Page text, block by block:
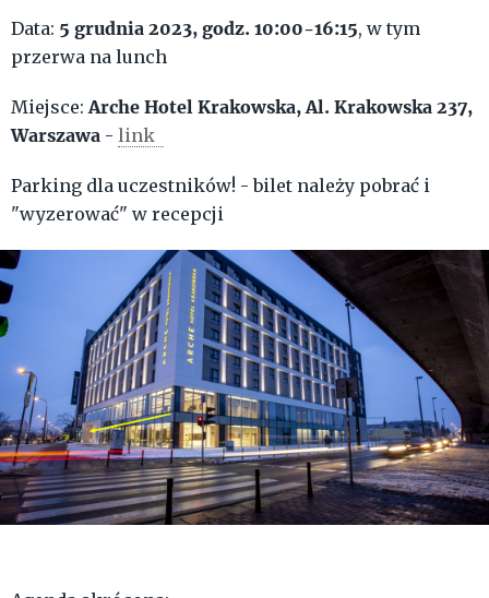
Data: 5 grudnia 2023, godz. 10:00-16:15, w tym
przerwa na lunch
Miejsce: Arche Hotel Krakowska, Al. Krakowska 237,
Warszawa - link
Parking dla uczestników! - bilet należy pobrać i
"wyzerować" w recepcji